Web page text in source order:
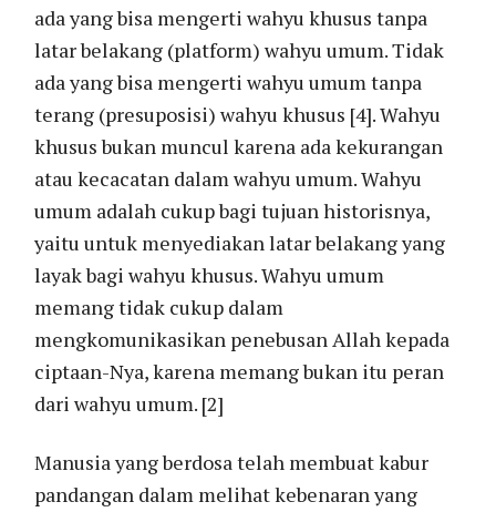
ada yang bisa mengerti wahyu khusus tanpa
latar belakang (platform) wahyu umum. Tidak
ada yang bisa mengerti wahyu umum tanpa
terang (presuposisi) wahyu khusus [4]. Wahyu
khusus bukan muncul karena ada kekurangan
atau kecacatan dalam wahyu umum. Wahyu
umum adalah cukup bagi tujuan historisnya,
yaitu untuk menyediakan latar belakang yang
layak bagi wahyu khusus. Wahyu umum
memang tidak cukup dalam
mengkomunikasikan penebusan Allah kepada
ciptaan-Nya, karena memang bukan itu peran
dari wahyu umum. [2]
Manusia yang berdosa telah membuat kabur
pandangan dalam melihat kebenaran yang